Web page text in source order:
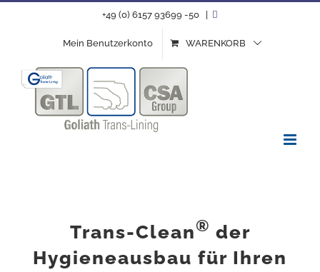
+49 (0) 6157 93699 -50
Mein Benutzerkonto WARENKORB
Trans-Clean® der
Hygieneausbau für Ihren